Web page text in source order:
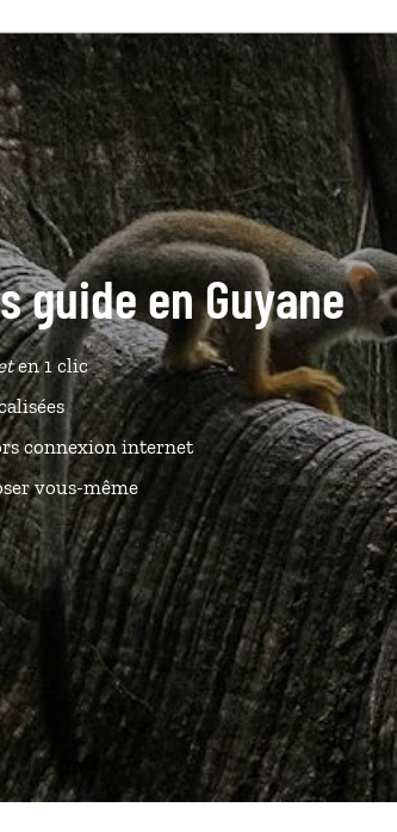
guide en Guyane
en 1 clic
connexion internet
vous-même